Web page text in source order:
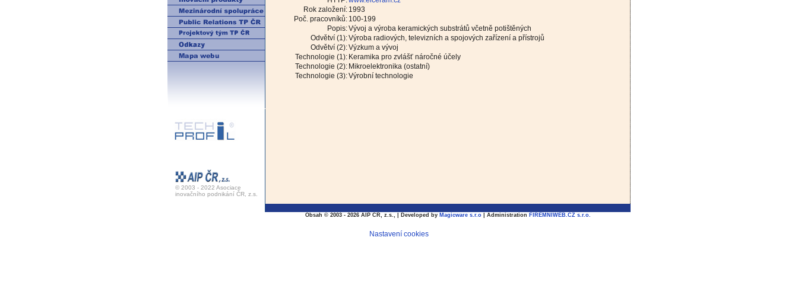
© 2003 - 2022 Asociace
inovačního podnikání ČR, z.s.
Rok založení: 1993
Poč. pracovníků: 100-199
Popis:Vývoj a výroba keramických substrátů včetně potištěných
Odvětví (1):Výroba radiových, televizních a spojových zařízení a přístrojů
Odvětví (2):Výzkum a vývoj
Technologie (1): Keramika pro zvlášť náročné účely
Technologie (2): Mikroelektronika (ostatní)
Technologie (3):Výrobní technologie
Obsah © 2003 - 2026 AIP CR, z.s., | Developed by Magicware s.r.o | Administration FIREMNIWEB.CZ s.r.o.
Nastavení cookies